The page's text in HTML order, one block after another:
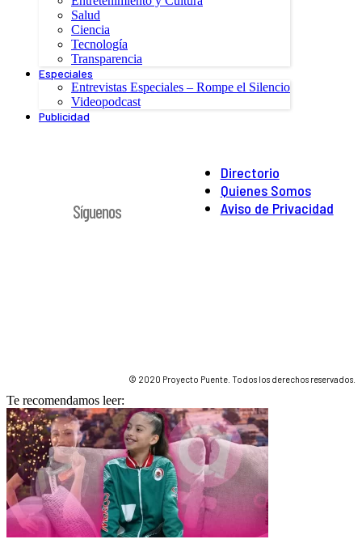
Salud
Ciencia
Tecnología
Transparencia
Especiales
Entrevistas Especiales – Rompe el Silencio
Videopodcast
Publicidad
Directorio
Quienes Somos
Aviso de Privacidad
Síguenos
© 2020 Proyecto Puente. Todos los derechos reservados.
Te recomendamos leer: